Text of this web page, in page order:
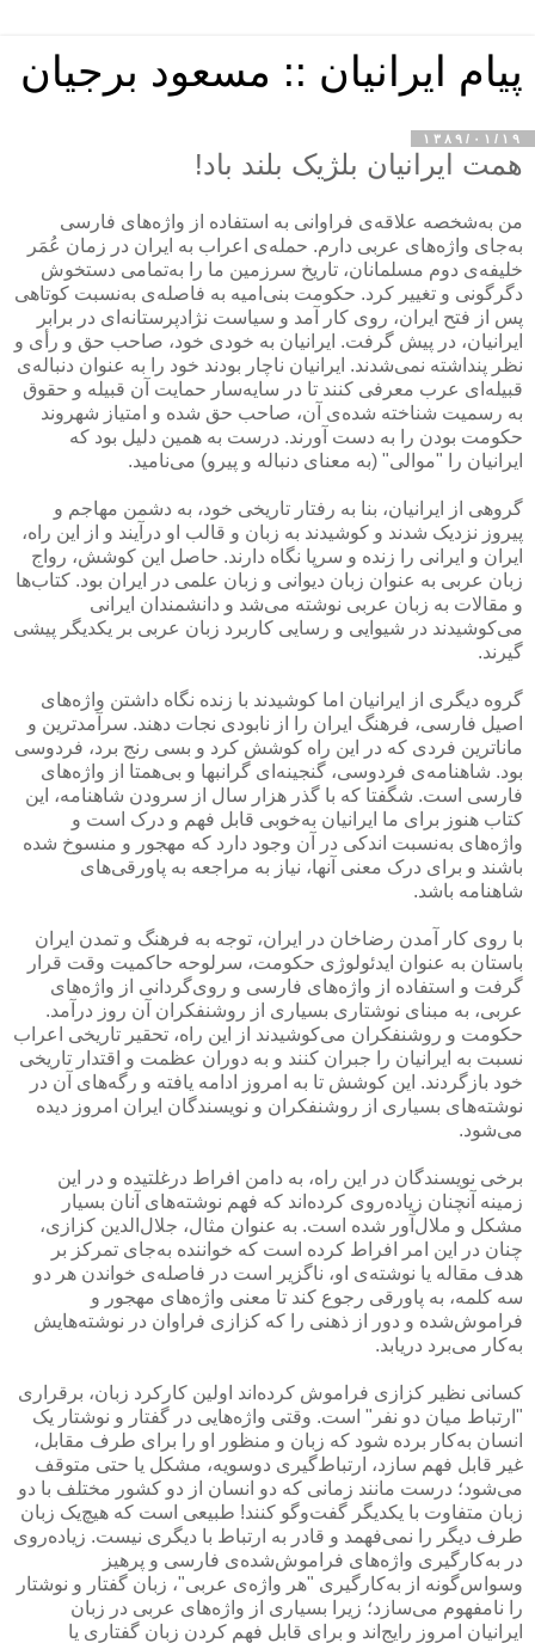
پیام ایرانیان :: مسعود برجیان
۱۳۸۹/۰۱/۱۹
همت ایرانیان بلژیک بلند باد!
من به‌شخصه علاقه‌ی فراوانی به استفاده از واژه‌های فارسی
به‌جای واژه‌های عربی دارم. حمله‌ی اعراب به ایران در زمان عُمَر
خلیفه‌ی دوم مسلمانان، تاریخ سرزمین ما را به‌تمامی دستخوش
دگرگونی و تغییر کرد. حکومت بنی‌امیه به فاصله‌ی به‌نسبت کوتاهی
پس از فتح ایران، روی کار آمد و سیاست نژادپرستانه‌ای در برابر
ایرانیان، در پیش گرفت. ایرانیان به خودی خود، صاحب حق و رأی و
نظر پنداشته نمی‌شدند. ایرانیان ناچار بودند خود را به عنوان دنباله‌ی
قبیله‌ای عرب معرفی کنند تا در سایه‌سار حمایت آن قبیله و حقوق
به رسمیت شناخته شده‌ی آن، صاحب حق شده و امتیاز شهروند
حکومت بودن را به دست آورند. درست به همین دلیل بود که
ایرانیان را "موالی" (به معنای دنباله و پیرو) می‌نامید.
گروهی از ایرانیان، بنا به رفتار تاریخی خود، به دشمن مهاجم و
پیروز نزدیک شدند و کوشیدند به زبان و قالب او درآیند و از این راه،
ایران و ایرانی را زنده و سرپا نگاه دارند. حاصل این کوشش، رواج
زبان عربی به عنوان زبان دیوانی و زبان علمی در ایران بود. کتاب‌ها
و مقالات به زبان عربی نوشته می‌شد و دانشمندان ایرانی
می‌کوشیدند در شیوایی و رسایی کاربرد زبان عربی بر یکدیگر پیشی
گیرند.
گروه دیگری از ایرانیان اما کوشیدند با زنده نگاه داشتن واژه‌های
اصیل فارسی، فرهنگ ایران را از نابودی نجات دهند. سرآمدترین و
ماناترین فردی که در این راه کوشش کرد و بسی رنج برد، فردوسی
بود. شاهنامه‌ی فردوسی، گنجینه‌ای گرانبها و بی‌همتا از واژه‌های
فارسی است. شگفتا که با گذر هزار سال از سرودن شاهنامه، این
کتاب هنوز برای ما ایرانیان به‌خوبی قابل فهم و درک است و
واژه‌های به‌نسبت اندکی در آن وجود دارد که مهجور و منسوخ شده
باشند و برای درک معنی آنها، نیاز به مراجعه به پاورقی‌های
شاهنامه باشد.
با روی کار آمدن رضاخان در ایران، توجه به فرهنگ و تمدن ایران
باستان به عنوان ایدئولوژی حکومت، سرلوحه‌ حاکمیت وقت قرار
گرفت و استفاده از واژه‌های فارسی و روی‌گردانی از واژه‌های
عربی، به مبنای نوشتاری بسیاری از روشنفکران آن روز درآمد.
حکومت و روشنفکران می‌کوشیدند از این راه، تحقیر تاریخی اعراب
نسبت به ایرانیان را جبران کنند و به دوران عظمت و اقتدار تاریخی
خود بازگردند. این کوشش تا به امروز ادامه یافته و رگه‌های آن در
نوشته‌های بسیاری از روشنفکران و نویسندگان ایران امروز دیده
می‌شود.
برخی نویسندگان در این راه، به دامن افراط درغلتیده و در این
زمینه آنچنان زیاده‌روی کرده‌اند که فهم نوشته‌های آنان بسیار
مشکل و ملال‌آور شده است. به عنوان مثال، جلال‌الدین کزازی،
چنان در این امر افراط کرده است که خواننده به‌جای تمرکز بر
هدف مقاله یا نوشته‌ی او، ناگزیر است در فاصله‌ی خواندن هر دو
سه کلمه، به پاورقی رجوع کند تا معنی واژه‌های مهجور و
فراموش‌شده و دور از ذهنی را که کزازی فراوان در نوشته‌هایش
به‌کار می‌برد دریابد.
کسانی نظیر کزازی فراموش کرده‌اند اولین کارکرد زبان، برقراری
"ارتباط میان دو نفر" است. وقتی واژه‌هایی در گفتار و نوشتار یک
انسان به‌کار برده شود که زبان و منظور او را برای طرف مقابل،
غیر قابل فهم سازد، ارتباط‌گیری دوسویه، مشکل یا حتی متوقف
می‌شود؛ درست مانند زمانی که دو انسان از دو کشور مختلف با دو
زبان متفاوت با یکدیگر گفت‌وگو کنند! طبیعی است که هیچ‌یک زبان
طرف دیگر را نمی‌فهمد و قادر به ارتباط با دیگری نیست. زیاده‌روی
در به‌کارگیری واژه‌های فراموش‌شده‌ی فارسی و پرهیز
وسواس‌گونه از به‌کارگیری "هر واژه‌ی عربی"، زبان گفتار و نوشتار
را نامفهوم می‌سازد؛ زیرا بسیاری از واژه‌های عربی در زبان
ایرانیان امروز رایج‌اند و برای قابل فهم کردن زبان گفتاری یا